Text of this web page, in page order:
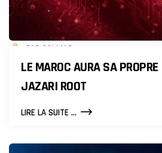
PAR COLMAR
LE MAROC AURA SA
JAZARI ROOT
LIRE LA SUITE ...LE
SA